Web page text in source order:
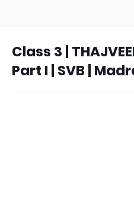
Class 3 |
Part I | SVB |